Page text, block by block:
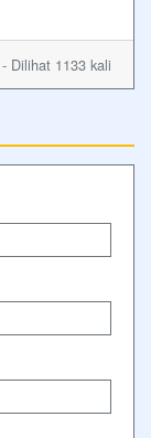
Dilihat 1133 kali